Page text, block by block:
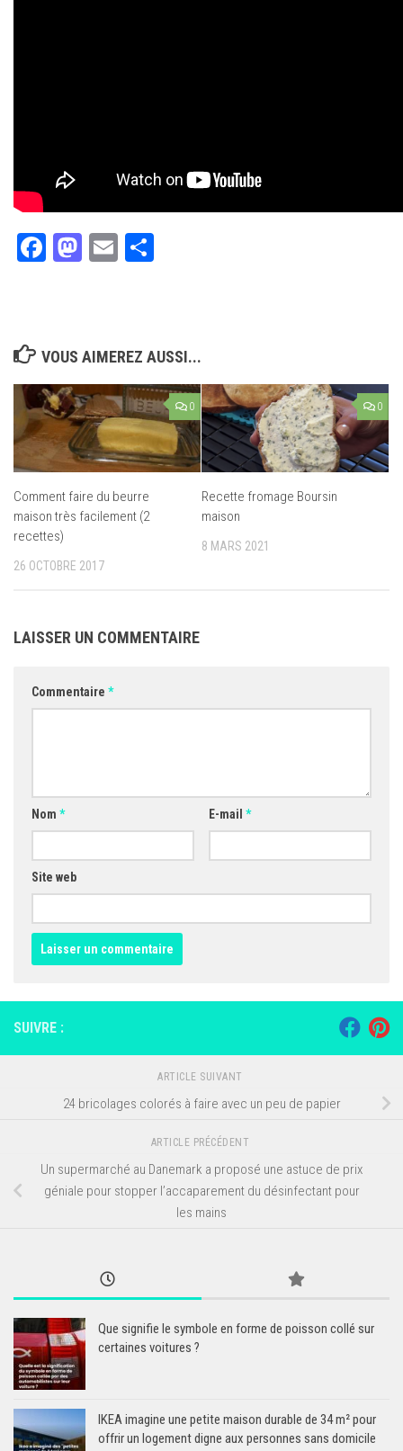
Facebook
Mastodon
Email
VOUS AIMEREZ AUSSI...
0
Comment faire du beurre
maison très facilement (2
recettes)
26 OCTOBRE 2017
0
Recette fromage Boursin
maison
8 MARS 2021
LAISSER UN COMMENTAIRE
Commentaire *
Nom * E-mail *
Site web
SUIVRE :
ARTICLE SUIVANT
24 bricolages colorés à faire avec un peu de papier
ARTICLE PRÉCÉDENT
Un supermarché au Danemark a proposé une astuce de prix
géniale pour stopper l’accaparement du désinfectant pour
les mains
Que signifie le symbole en forme de poisson collé sur
certaines voitures ?
IKEA imagine une petite maison durable de 34 m² pour
offrir un logement digne aux personnes sans domicile